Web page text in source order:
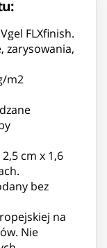
FLXfinish.
zarysowania,
m2
cm x 1,6
bez
na
Nie